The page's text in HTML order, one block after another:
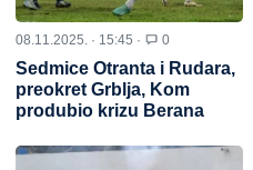
08.11.2025. · 15:45 · 0
Sedmice Otranta i Rudara,
preokret Grblja, Kom
produbio krizu Berana